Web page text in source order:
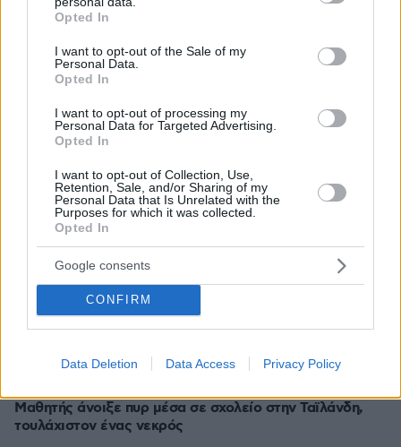
grant or deny consent to Google and its third-party tags to
use your data for below specified purposes in below Google
consent section.
Opted In
I want to opt-out of the Sale of my
Personal Data.
Opted In
I want to opt-out of processing my
Personal Data for Targeted Advertising.
Opted In
I want to opt-out of Collection, Use,
Retention, Sale, and/or Sharing of my
Personal Data that Is Unrelated with the
Purposes for which it was collected.
Opted In
Google consents
CONFIRM
Data Deletion Data Access Privacy Policy
σεισμού των 7,1R στην Ιαπωνία: Τα πάντα κλυδωνίζονται,
δύο προσπάθησαν να προστατεύσουν τον ασθενή
πριν 13 λεπτά
Οι τελευταίες ημέρες του κουταβιού που ζούσε με
λύκους στην Κεντρική Μακεδονία - Γιατί δεν
περισυνελέγη
Μπορεί ο γιος του Χατζιδάκι να απαγορεύσει στον
Μητσιά να τραγουδάει τον «Γιάννη τον φονιά»; Πού
σταματάει ο νόμος για τα πνευματικά δικαιώματα
πριν 22 λεπτά
το σχέδιο του Ιράν για τα Στενά του Ορμούζ
πριν 24 λεπτά
Μαθητής άνοιξε πυρ μέσα σε σχολείο στην Ταϊλάνδη,
τουλάχιστον ένας νεκρός